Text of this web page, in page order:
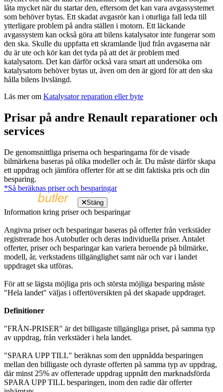
låta mycket när du startar den, eftersom det kan vara avgassystemet
som behöver bytas. Ett skadat avgasrör kan i oturliga fall leda till
ytterligare problem på andra ställen i motorn. Ett läckande
avgassystem kan också göra att bilens katalysator inte fungerar som
den ska. Skulle du uppfatta ett skramlande ljud från avgaserna när
du är ute och kör kan det tyda på att det är problem med
katalysatorn. Det kan därför också vara smart att undersöka om
katalysatorn behöver bytas ut, även om den är gjord för att den ska
hålla bilens livslängd.
Läs mer om Katalysator reparation eller byte
Prisar på andre Renault reparationer och
services
De genomsnittliga priserna och besparingarna för de visade
bilmärkena baseras på olika modeller och år. Du måste därför skapa
ett uppdrag och jämföra offerter för att se ditt faktiska pris och din
besparing.
*Så beräknas priser och besparingar
Stäng
Information kring priser och besparingar
Angivna priser och besparingar baseras på offerter från verkstäder
registrerade hos Autobutler och deras individuella priser. Antalet
offerter, priser och besparingar kan variera beroende på bilmärke,
modell, år, verkstadens tillgänglighet samt när och var i landet
uppdraget ska utföras.
För att se lägsta möjliga pris och största möjliga besparing måste
"Hela landet" väljas i offertöversikten på det skapade uppdraget.
Definitioner
"FRÅN-PRISER" är det billigaste tillgängliga priset, på samma typ
av uppdrag, från verkstäder i hela landet.
"SPARA UPP TILL" beräknas som den uppnådda besparingen
mellan den billigaste och dyraste offerten på samma typ av uppdrag,
där minst 25% av offerterade uppdrag uppnått den marknadsförda
SPARA UPP TILL besparingen, inom den radie där offerter